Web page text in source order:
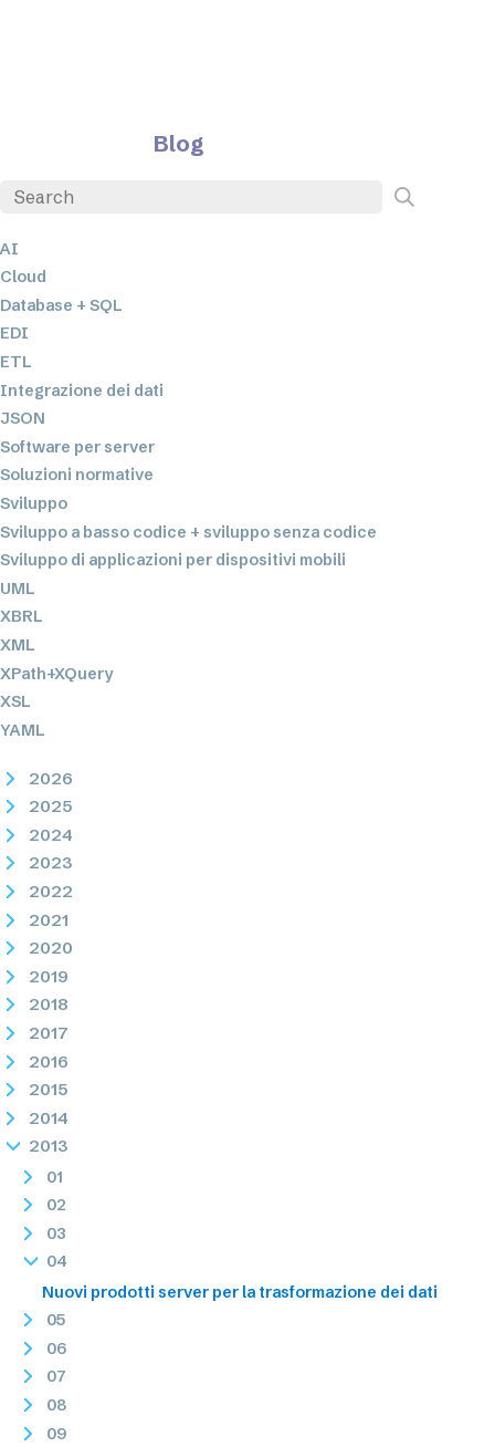
Blog
AI
Cloud
Database + SQL
EDI
ETL
Integrazione dei dati
JSON
Software per server
Soluzioni normative
Sviluppo
Sviluppo a basso codice + sviluppo senza codice
Sviluppo di applicazioni per dispositivi mobili
UML
XBRL
XML
XPath+XQuery
XSL
YAML
2026
2025
2024
2023
2022
2021
2020
2019
2018
2017
2016
2015
2014
2013
01
02
03
04
Nuovi prodotti server per la trasformazione dei dati
05
06
07
08
09